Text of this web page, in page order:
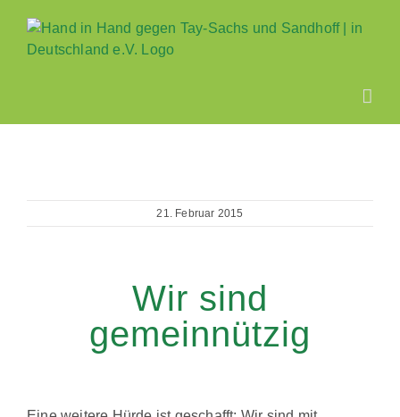
Inhalt
springen
21. Februar 2015
Wir sind
gemeinnützig